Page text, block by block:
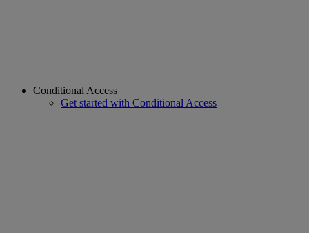
Conditional Access
Get started with Conditional Access